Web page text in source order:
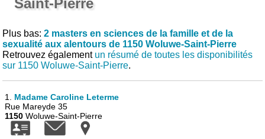
Saint-Pierre
Plus bas:2 masters en sciences de la famille et de la
sexualité aux alentours de 1150 Woluwe-Saint-Pierre
Retrouvez également un résumé de toutes les disponibilités
sur 1150 Woluwe-Saint-Pierre.
1. Madame Caroline Leterme
Rue Mareyde 35
1150 Woluwe-Saint-Pierre